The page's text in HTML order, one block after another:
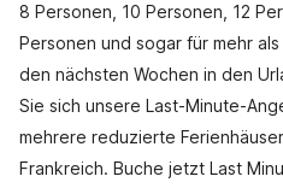
8 Personen, 10 Personen, 12
Personen und sogar für mehr
den nächsten Wochen in den
Sie sich unsere Last-Minute-
mehrere reduzierte
Frankreich. Buche jetzt Last